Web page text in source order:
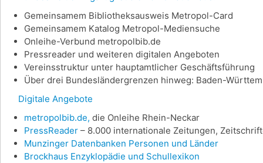
Gemeinsamem Bibliotheksausweis Metropol-Card
Gemeinsamem Katalog Metropol-Mediensuche
Onleihe-Verbund metropolbib.de
Pressreader und weiteren digitalen Angeboten
Vereinsstruktur unter hauptamtlicher Geschäftsführung
Über drei Bundesländergrenzen hinweg: Baden-
Digitale Angebote
metropolbib.de, die Onleihe Rhein-Neckar
PressReader – 8.000 internationale Zeitungen,
Munzinger Datenbanken Personen und Länder
Brockhaus Enzyklopädie und Schullexikon